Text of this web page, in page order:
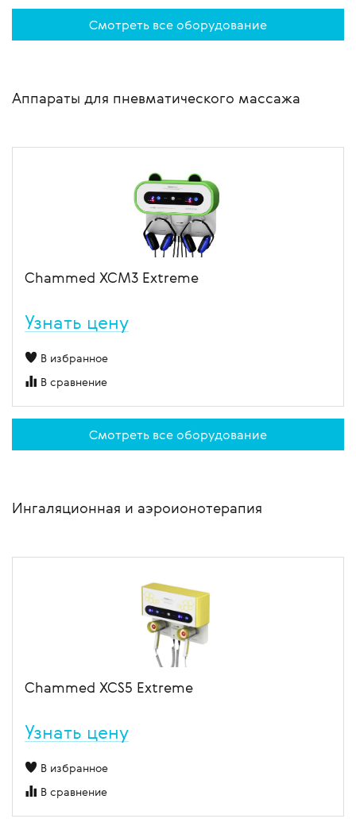
Смотреть все оборудование
Аппараты для пневматического массажа
Chammed XCM3 Extreme
Узнать цену
В избранное
В сравнение
Смотреть все оборудование
Ингаляционная и аэроионотерапия
Chammed XCS5 Extreme
Узнать цену
В избранное
В сравнение